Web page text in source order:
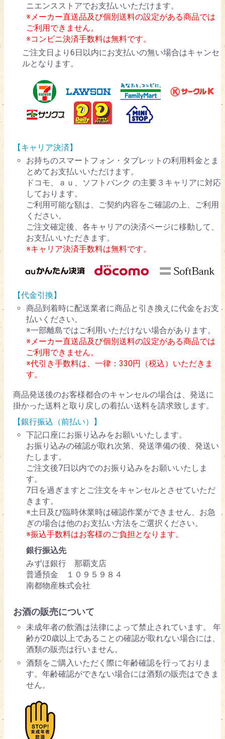
ニエンスストアでお支払いいただけます。
※メーカー直送品及び個別送料の設定がある商品では
ご利用できません。
※コンビニ決済手数料は無料です。
ご注文日より6日以内にお支払いの無い場合はキャンセ
ルとなります。
【キャリア決済】
お持ちのスマートフォン・タブレットの利用料金とま
とめてお支払いいただけます。
ドコモ、ａｕ、ソフトバンク の主要３キャリアに対応
しております。
ご利用可能な額は、ご契約内容をご確認の上、ご利用
ください。
ご注文確定後、各キャリアの決済ページに移動して、
お支払いいただきます。
※キャリア決済手数料は無料です。
【代金引換】
商品到着時に配送業者に商品と引き換えに代金をお支
払いください。
※一部離島ではご利用いただけない場合があります。
※メーカー直送品及び個別送料の設定がある商品では
ご利用できません。
※代引き手数料は、一律：330円（税込）いただきま
す。
商品発送後のお客様都合のキャンセルの場合は、発送に
掛かった送料と取り戻しの着払い送料を請求致します。
【銀行振込（前払い）】
下記口座にお振り込みをお願いいたします。
お振り込みの確認が取れ次第、発送準備の後、発送い
たします。
ご注文後7日以内でのお振り込みをお願いいたしま
す。
7日を過ぎますとご注文をキャンセルとさせていただ
きます。
※土日及び臨時休業時は確認作業ができません、お急
ぎの場合は他のお支払い方法をご選択ください。
※振込手数料はお客様のご負担となります。
銀行振込先
みずほ銀行 那覇支店
普通預金 １０９５９８４
南都物産株式会社
お酒の販売について
未成年者の飲酒は法律によって禁止されています。 年
齢が20歳以上であることの確認が取れない場合には、
酒類の販売は行いません。
酒類をご購入いただく際に年齢確認を行っておりま
す。年齢確認ができない場合には酒類の販売はできま
せん。